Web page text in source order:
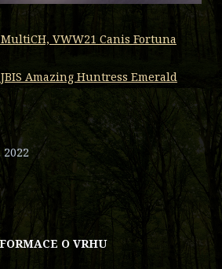
MultiCH, VWW21 Canis Fortuna
Amazing Huntress Emerald
2022
O VRHU